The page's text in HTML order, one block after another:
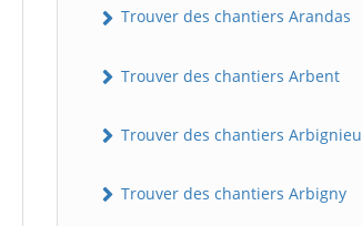
Trouver des chantiers Arandas
Trouver des chantiers Arbent
Trouver des chantiers Arbignieu
Trouver des chantiers Arbigny